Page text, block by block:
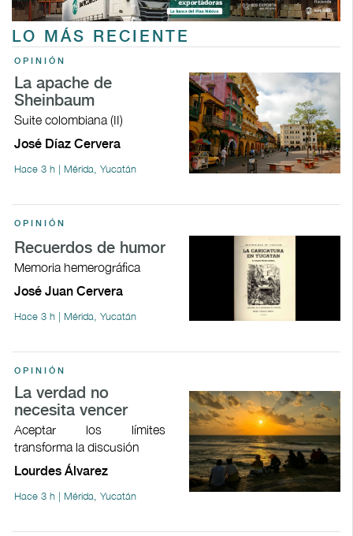
LO MÁS RECIENTE
OPINIÓN
La apache de
Sheinbaum
Suite colombiana (II)
José Díaz Cervera
Hace 3 h | Mérida, Yucatán
OPINIÓN
Recuerdos de humor
Memoria hemerográfica
José Juan Cervera
Hace 3 h | Mérida, Yucatán
OPINIÓN
La verdad no
necesita vencer
Aceptar los límites
transforma la discusión
Lourdes Álvarez
Hace 3 h | Mérida, Yucatán